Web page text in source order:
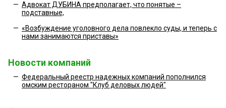
— Адвокат ДУБИНА предполагает, что понятые –
подставные,
— «Возбуждение уголовного дела повлекло суды, и теперь с
нами занимаются приставы»
Новости компаний
— Федеральный реестр надежных компаний пополнился
омским рестораном "Клуб деловых людей"